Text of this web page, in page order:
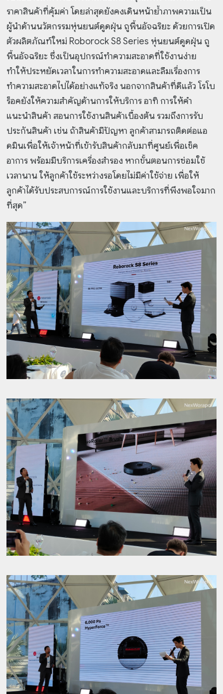
ราคาสินค้าที่คุ้มค่า โดยล่าสุดยังคงเดินหน้าย้ำภาพความเป็น
ผู้นำด้านนวัตกรรมหุ่นยนต์ดูดฝุ่น ถูพื้นอัจฉริยะ ด้วยการเปิด
ตัวผลิตภัณฑ์ใหม่ Roborock S8 Series หุ่นยนต์ดูดฝุ่น ถู
พื้นอัจฉริยะ ซึ่งเป็นอุปกรณ์ทำความสะอาดที่ใช้งานง่าย
ทำให้ประหยัดเวลาในการทำความสะอาดและลืมเรื่องการ
ทำความสะอาดไปได้อย่างแท้จริง นอกจากสินค้าที่ดีแล้ว โรโบ
ร็อคยังให้ความสำคัญด้านการให้บริการ อาทิ การให้คำ
แนะนำสินค้า สอนการใช้งานสินค้าเบื้องต้น รวมถึงการรับ
ประกันสินค้า เช่น ถ้าสินค้ามีปัญหา ลูกค้าสามารถติดต่อแอ
ดมินเพื่อให้เจ้าหน้าที่เข้ารับสินค้ากลับมาที่ศูนย์เพื่อเช็ค
อาการ พร้อมมีบริการเครื่องสำรอง หากขั้นตอนการซ่อมใช้
เวลานาน ให้ลูกค้าใช้ระหว่างรอโดยไม่มีค่าใช้จ่าย เพื่อให้
ลูกค้าได้รับประสบการณ์การใช้งานและบริการที่พึงพอใจมาก
ที่สุด”